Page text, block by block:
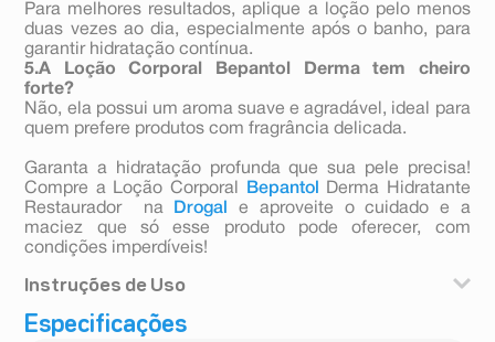
Para melhores resultados, aplique a loção pelo menos
duas vezes ao dia, especialmente após o banho, para
garantir hidratação contínua.
5.A Loção Corporal Bepantol Derma tem cheiro
forte?
Não, ela possui um aroma suave e agradável, ideal para
quem prefere produtos com fragrância delicada.
Garanta a hidratação profunda que sua pele precisa!
Compre a Loção Corporal
Bepantol
Derma Hidratante
Restaurador na
Drogal
e aproveite o cuidado e a
maciez que só esse produto pode oferecer, com
condições imperdíveis!
Instruções de Uso
Aplique a Loção Corporal Bepantol Derma Hidratante
Especificações